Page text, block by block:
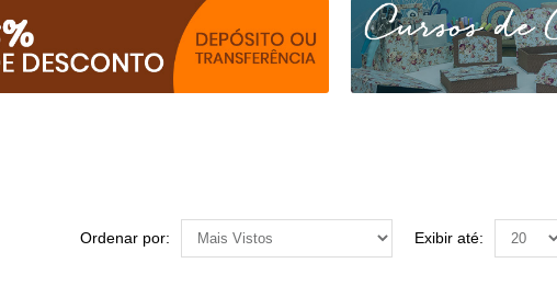
Ordenar por: Exibir até: